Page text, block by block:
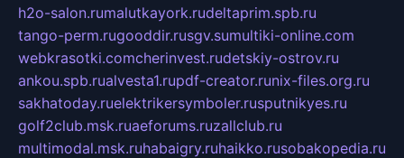
h2o-salon.rumalutkayork.rudeltaprim.spb.ru
tango-perm.rugooddir.rusgv.sumultiki-online.com
webkrasotki.comcherinvest.rudetskiy-ostrov.ru
ankou.spb.rualvesta1.rupdf-creator.runix-files.org.ru
sakhatoday.ruelektrikersymboler.rusputnikyes.ru
golf2club.msk.ruaeforums.ruzallclub.ru
multimodal.msk.ruhabaigry.ruhaikko.rusobakopedia.ru